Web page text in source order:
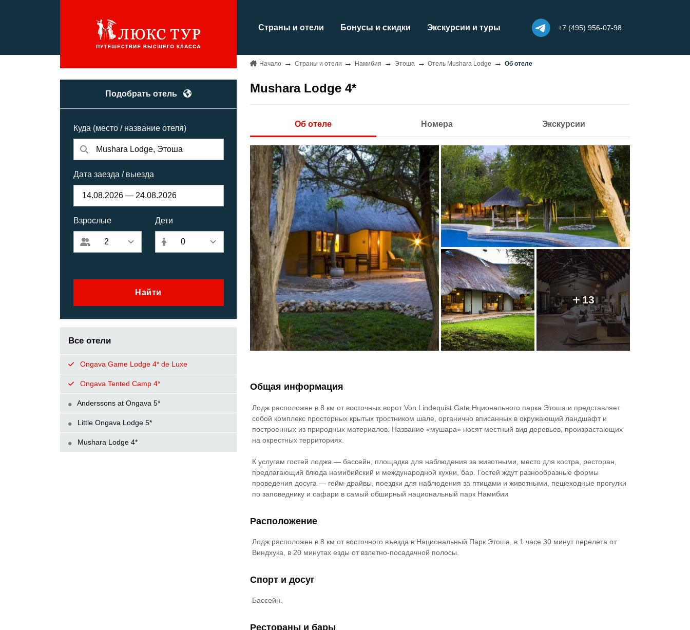
Страны и отели Бонусы и скидки Экскурсии и туры +7 (495) 956-07-98
Подобрать отель
Куда (место / название отеля)
Дата заезда / выезда
Взрослые Дети
Найти
Все отели
Ongava Game Lodge 4* de Luxe
Ongava Tented Camp 4*
Anderssons at Ongava 5*
Little Ongava Lodge 5*
Mushara Lodge 4*
Начало Страны и отели Намибия Этоша Отель Mushara Lodge Об отеле
Mushara Lodge 4*
Об отеле Номера Экскурсии
13
Общая информация
Лодж расположен в 8 км от восточных ворот Von Lindequist Gate Нционального парка Этоша и представляет
собой комплекс просторных крытых тростником шале, органично вписанных в окружающий ландшафт и
построенных из природных материалов. Название «мушара» носят местный вид деревьев, произрастающих
на окрестных территориях.
К услугам гостей лоджа — бассейн, площадка для наблюдения за животными, место для костра, ресторан,
предлагающий блюда намибийский и международной кухни, бар. Гостей ждут разнообразные формы
проведения досуга — гейм-драйвы, поездки для наблюдения за птицами и животными, пешеходные прогулки
по заповеднику и сафари в самый обширный национальный парк Намибии
Расположение
Лодж расположен в 8 км от восточного въезда в Национальный Парк Этоша, в 1 часе 30 минут перелета от
Виндхука, в 20 минутах езды от взлетно-посадачной полосы.
Спорт и досуг
Бассейн.
Рестораны и бары